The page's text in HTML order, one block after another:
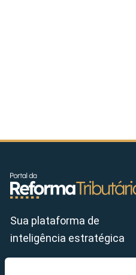
Sua plataforma de
inteligência estratégica